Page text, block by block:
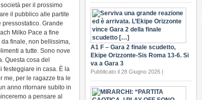
per il prossimo
il pubblico alle partite
Grande
Milko Pace a fine
finale, non bellissima,
a tutte. Sono nove
Questa cosa del
festeggiare in casa. È la
me, per le ragazze tra le
anno ritornare subito in
a pensare al
A1 F – Gara 2 finale scudetto,
Ekipe Orizzonte-Sis Roma 13-6. Si
va a Gara 3
Pubblicato il 28 Giugno 2026 |